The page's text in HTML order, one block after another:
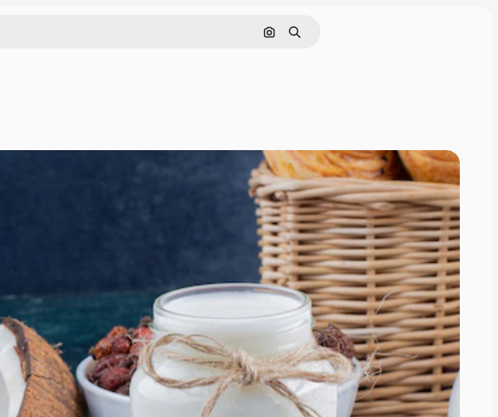
Buscar por imagen
Buscar